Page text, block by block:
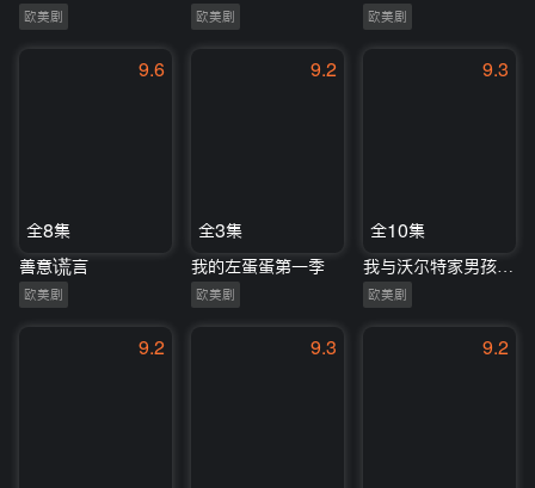
欧美剧 欧美剧 欧美剧
9.6
全8集
善意谎言
欧美剧
9.2
全3集
我的左蛋蛋第一季
欧美剧
9.3
全10集
欧美剧
9.2 9.3 9.2